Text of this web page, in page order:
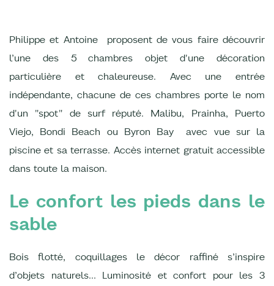
Philippe et Antoine proposent de vous faire découvrir
l’une des 5 chambres objet d'une décoration
particulière et chaleureuse. Avec une entrée
indépendante, chacune de ces chambres porte le nom
d'un "spot" de surf réputé. Malibu, Prainha, Puerto
Viejo, Bondi Beach ou Byron Bay avec vue sur la
piscine et sa terrasse. Accès internet gratuit accessible
dans toute la maison.
Le confort les pieds dans le
sable
Bois flotté, coquillages le décor raffiné s’inspire
d’objets naturels… Luminosité et confort pour les 3